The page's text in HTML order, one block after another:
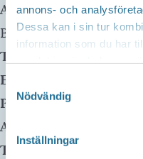
annons- och
Dessa kan i sin tur
information som du har
Samtyckesval
Nödvändig
Inställningar
Adress: Husbyvägen 13
Borensberg, 59175
Telefon:
E-mail:
Pris:Gratis
Arrangör:
Telefonnummer